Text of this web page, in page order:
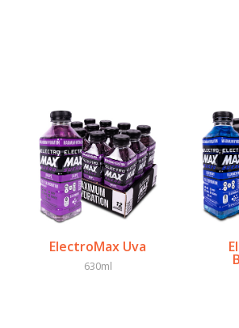
ElectroMax Uva
630ml